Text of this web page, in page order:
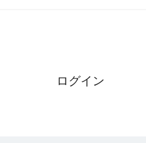
ログイン